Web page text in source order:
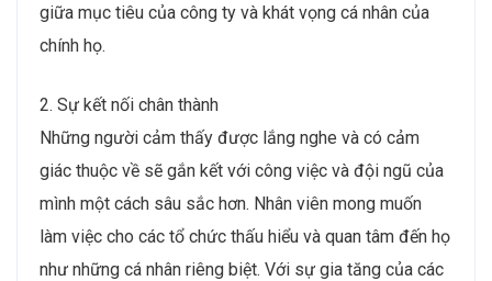
giữa mục tiêu của công ty và khát vọng cá nhân của
chính họ.
2. Sự kết nối chân thành
Những người cảm thấy được lắng nghe và có cảm
giác thuộc về sẽ gắn kết với công việc và đội ngũ của
mình một cách sâu sắc hơn. Nhân viên mong muốn
làm việc cho các tổ chức thấu hiểu và quan tâm đến họ
như những cá nhân riêng biệt. Với sự gia tăng của các